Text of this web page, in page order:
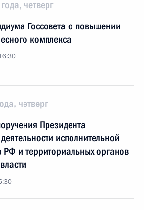
четверг
Госсовета о повышении
комплекса
четверг
Президента
исполнительной
РФ и территориальных органов